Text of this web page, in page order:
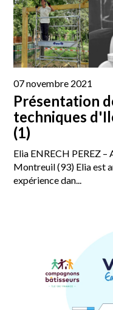
07 novembre 2021
Présentation
techniques
(1)
Elia ENRECH PEREZ
Montreuil (93) Elia est
expérience dan...